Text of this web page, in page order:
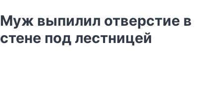
Муж выпилил отверстие в
стене под лестницей